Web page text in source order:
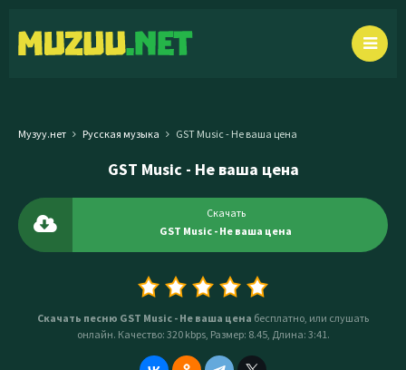
Музуу.нет Русская музыка GST Music - Не ваша цена
GST Music - Не ваша цена
Скачать
GST Music - Не ваша цена
Скачать песню GST Music - Не ваша цена бесплатно, или слушать
онлайн. Качество: 320 kbps, Размер: 8.45, Длина: 3:41.